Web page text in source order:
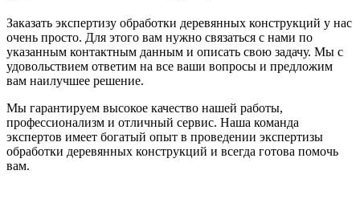
Заказать экспертизу обработки деревянных конструкций у нас
очень просто. Для этого вам нужно связаться с нами по
указанным контактным данным и описать свою задачу. Мы с
удовольствием ответим на все ваши вопросы и предложим
вам наилучшее решение.
Мы гарантируем высокое качество нашей работы,
профессионализм и отличный сервис. Наша команда
экспертов имеет богатый опыт в проведении экспертизы
обработки деревянных конструкций и всегда готова помочь
вам.